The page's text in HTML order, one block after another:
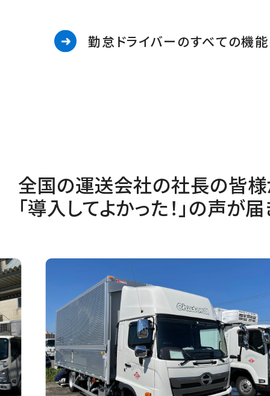
勤怠ドライバーのすべての機
全国の運送会社の社長の皆様
「導入してよかった！」の声が